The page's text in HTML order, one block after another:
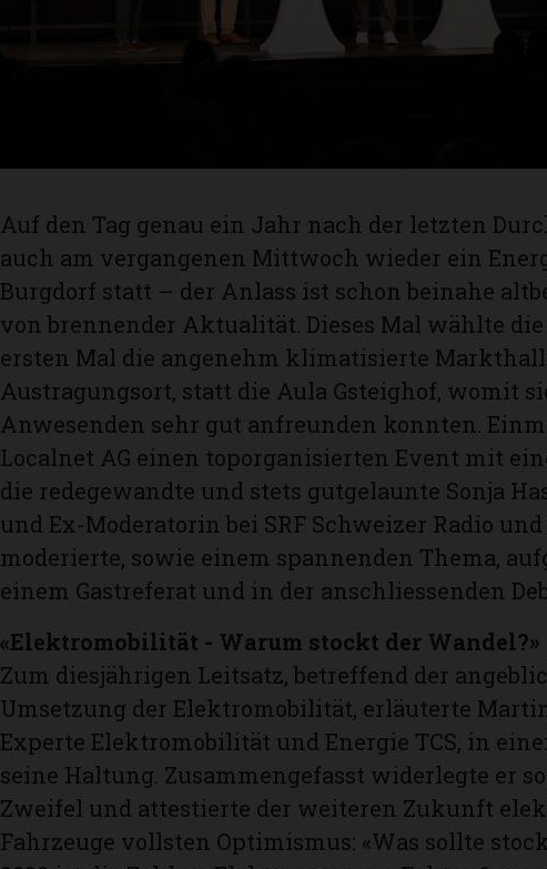
Auf den Tag genau ein Jahr nach der letzten
auch am vergangenen Mittwoch wieder ein
Burgdorf statt – der Anlass ist schon beinahe
von brennender Aktualität. Dieses Mal wählte die
ersten Mal die angenehm klimatisierte
Austragungsort, statt die Aula Gsteighof, womit
Anwesenden sehr gut anfreunden konnten.
Localnet AG einen toporganisierten Event mit
die redegewandte und stets gutgelaunte Sonja
und Ex-Moderatorin bei SRF Schweizer Radio
moderierte, sowie einem spannenden Thema,
einem Gastreferat und in der anschliessenden
«Elektromobilität - Warum stockt der Wandel?»
Zum diesjährigen Leitsatz, betreffend der
Umsetzung der Elektromobilität, erläuterte
Experte Elektromobilität und Energie TCS, in
seine Haltung. Zusammengefasst widerlegte er
Zweifel und attestierte der weiteren Zukunft
Fahrzeuge vollsten Optimismus: «Was sollte